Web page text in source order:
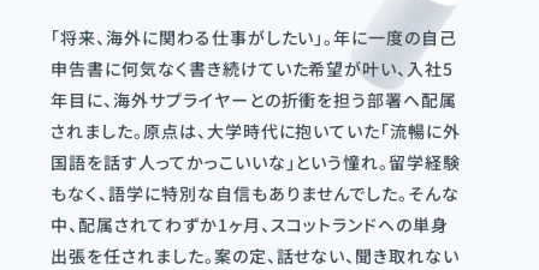
「将来、海外に関わる仕事がしたい」。年に一度の自己
申告書に何気なく書き続けていた希望が叶い、入社5
年目に、海外サプライヤーとの折衝を担う部署へ配属
されました。原点は、大学時代に抱いていた「流暢に外
国語を話す人ってかっこいいな」という憧れ。留学経験
もなく、語学に特別な自信もありませんでした。そんな
中、配属されてわずか1ヶ月、スコットランドへの単身
出張を任されました。案の定、話せない、聞き取れない